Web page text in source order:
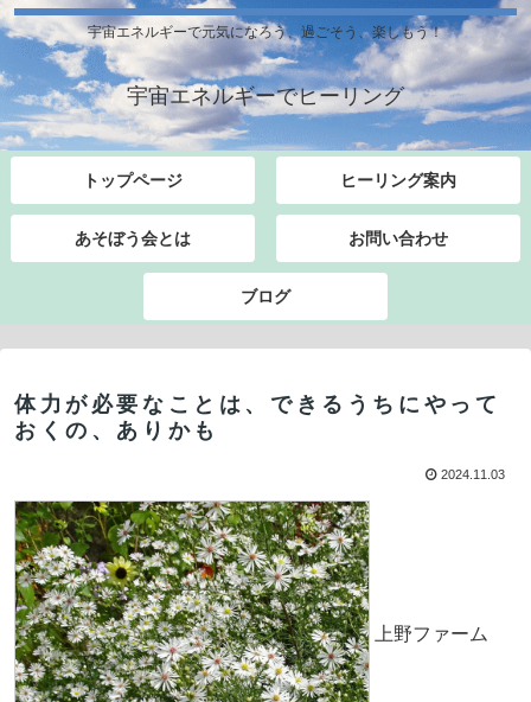
宇宙エネルギーで元気になろう、過ごそう、楽しもう！
宇宙エネルギーでヒーリング
トップページ ヒーリング案内
あそぼう会とは お問い合わせ
ブログ
体力が必要なことは、できるうちにやって
おくの、ありかも
2024.11.03
上野ファーム